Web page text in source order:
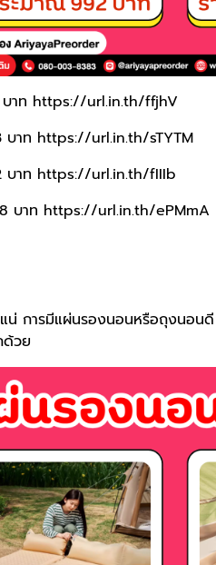
าท https://url.in.th/ffjhV
บาท https://url.in.th/sTYTM
บาท https://url.in.th/fIIIb
บาท https://url.in.th/ePMmA
การมีแผ่นรองนอนหรือถุงนอน
ด้วย